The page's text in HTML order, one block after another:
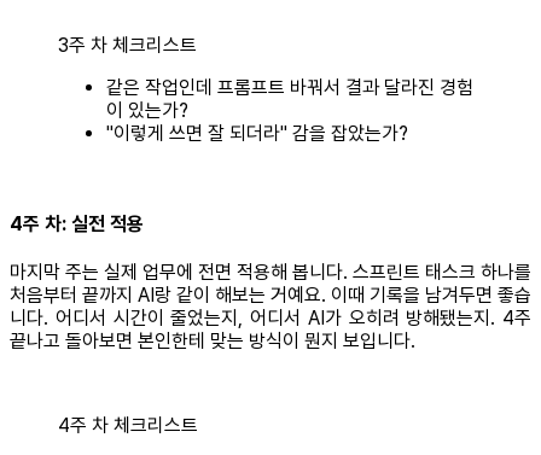
3주 차 체크리스트
같은 작업인데 프롬프트 바꿔서 결과 달라진 경험
이 있는가?
"이렇게 쓰면 잘 되더라" 감을 잡았는가?
4주 차: 실전 적용
마지막 주는 실제 업무에 전면 적용해 봅니다. 스프린트 태스크 하나를
처음부터 끝까지 AI랑 같이 해보는 거예요. 이때 기록을 남겨두면 좋습
니다. 어디서 시간이 줄었는지, 어디서 AI가 오히려 방해됐는지. 4주
끝나고 돌아보면 본인한테 맞는 방식이 뭔지 보입니다.
4주 차 체크리스트